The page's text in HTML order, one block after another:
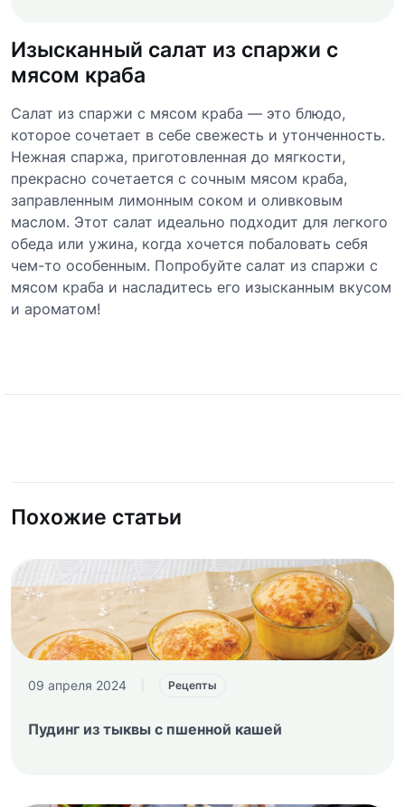
Изысканный салат из спаржи с
мясом краба
Салат из спаржи с мясом краба — это блюдо,
которое сочетает в себе свежесть и утонченность.
Нежная спаржа, приготовленная до мягкости,
прекрасно сочетается с сочным мясом краба,
заправленным лимонным соком и оливковым
маслом. Этот салат идеально подходит для легкого
обеда или ужина, когда хочется побаловать себя
чем-то особенным. Попробуйте салат из спаржи с
мясом краба и насладитесь его изысканным вкусом
и ароматом!
Похожие статьи
09 апреля 2024 Рецепты
Пудинг из тыквы с пшенной кашей